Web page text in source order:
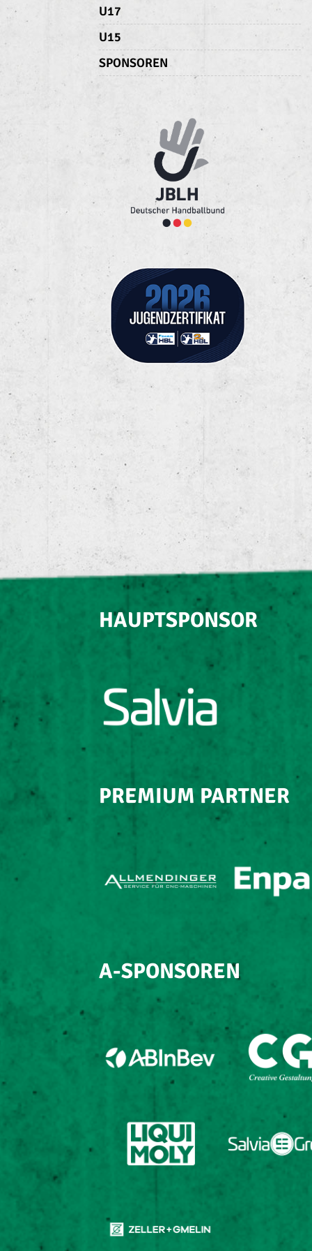
U17
U15
SPONSOREN
HAUPTSPONSOR
PREMIUM PARTNER
A-SPONSOREN